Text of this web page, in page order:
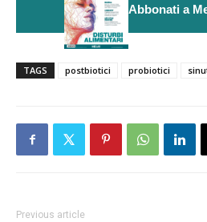
Abbonati a
TAGS postbiotici probiotici
Previous article